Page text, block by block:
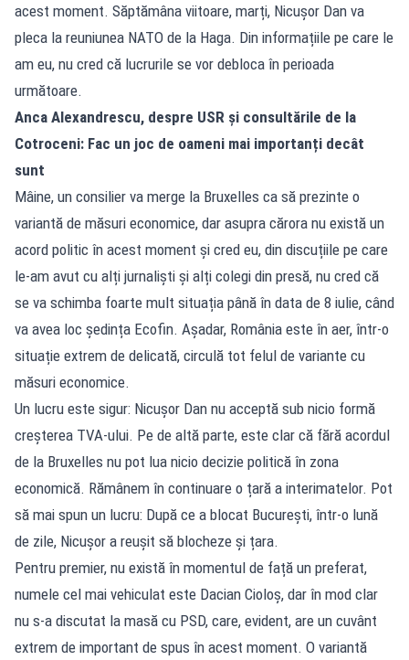
acest moment. Săptămâna viitoare, marți, Nicușor Dan va
pleca la reuniunea NATO de la Haga. Din informațiile pe care le
am eu, nu cred că lucrurile se vor debloca în perioada
următoare.
Anca Alexandrescu, despre USR și consultările de la
Cotroceni: Fac un joc de oameni mai importanți decât
sunt
Mâine, un consilier va merge la Bruxelles ca să prezinte o
variantă de măsuri economice, dar asupra cărora nu există un
acord politic în acest moment și cred eu, din discuțiile pe care
le-am avut cu alți jurnaliști și alți colegi din presă, nu cred că
se va schimba foarte mult situația până în data de 8 iulie, când
va avea loc ședința Ecofin. Așadar, România este în aer, într-o
situație extrem de delicată, circulă tot felul de variante cu
măsuri economice.
Un lucru este sigur: Nicușor Dan nu acceptă sub nicio formă
creșterea TVA-ului. Pe de altă parte, este clar că fără acordul
de la Bruxelles nu pot lua nicio decizie politică în zona
economică. Rămânem în continuare o țară a interimatelor. Pot
să mai spun un lucru: După ce a blocat București, într-o lună
de zile, Nicușor a reușit să blocheze și țara.
Pentru premier, nu există în momentul de față un preferat,
numele cel mai vehiculat este Dacian Cioloș, dar în mod clar
nu s-a discutat la masă cu PSD, care, evident, are un cuvânt
extrem de important de spus în acest moment. O variantă